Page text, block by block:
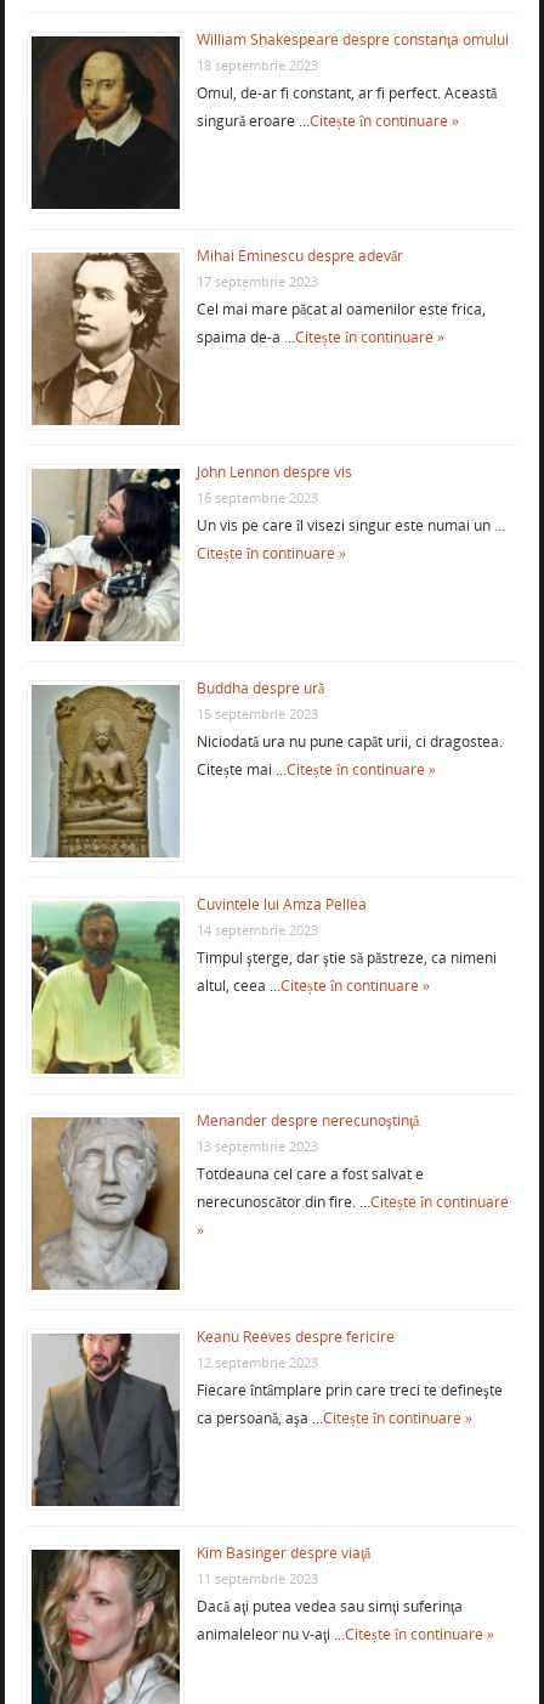
William Shakespeare despre constanţa omului
18 septembrie 2023
Omul, de-ar fi constant, ar fi perfect. Această
singură eroare …Citește în continuare »
Mihai Eminescu despre adevăr
17 septembrie 2023
Cel mai mare păcat al oamenilor este frica,
spaima de-a …Citește în continuare »
John Lennon despre vis
16 septembrie 2023
Un vis pe care îl visezi singur este numai un …
Citește în continuare »
Buddha despre ură
15 septembrie 2023
Niciodată ura nu pune capăt urii, ci dragostea.
Citește mai …Citește în continuare »
Cuvintele lui Amza Pellea
14 septembrie 2023
Timpul şterge, dar ştie să păstreze, ca nimeni
altul, ceea …Citește în continuare »
Menander despre nerecunoştinţă
13 septembrie 2023
Totdeauna cel care a fost salvat e
nerecunoscător din fire. …Citește în continuare
»
Keanu Reeves despre fericire
12 septembrie 2023
Fiecare întâmplare prin care treci te defineşte
ca persoană, aşa …Citește în continuare »
Kim Basinger despre viaţă
11 septembrie 2023
Dacă aţi putea vedea sau simţi suferinţa
animaleleor nu v-aţi …Citește în continuare »